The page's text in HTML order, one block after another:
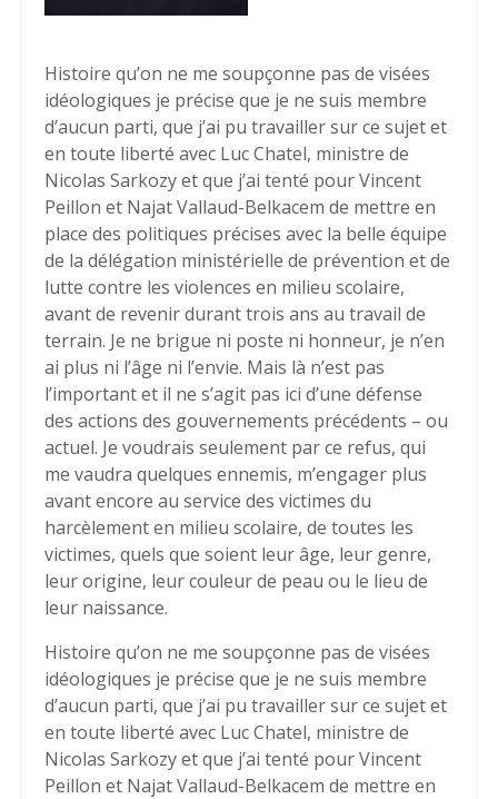
Histoire qu’on ne me soupçonne pas de visées
idéologiques je précise que je ne suis membre
d’aucun parti, que j’ai pu travailler sur ce sujet et
en toute liberté avec Luc Chatel, ministre de
Nicolas Sarkozy et que j’ai tenté pour Vincent
Peillon et Najat Vallaud-Belkacem de mettre en
place des politiques précises avec la belle équipe
de la délégation ministérielle de prévention et de
lutte contre les violences en milieu scolaire,
avant de revenir durant trois ans au travail de
terrain. Je ne brigue ni poste ni honneur, je n’en
ai plus ni l’âge ni l’envie. Mais là n’est pas
l’important et il ne s’agit pas ici d’une défense
des actions des gouvernements précédents – ou
actuel. Je voudrais seulement par ce refus, qui
me vaudra quelques ennemis, m’engager plus
avant encore au service des victimes du
harcèlement en milieu scolaire, de toutes les
victimes, quels que soient leur âge, leur genre,
leur origine, leur couleur de peau ou le lieu de
leur naissance.
Histoire qu’on ne me soupçonne pas de visées
idéologiques je précise que je ne suis membre
d’aucun parti, que j’ai pu travailler sur ce sujet et
en toute liberté avec Luc Chatel, ministre de
Nicolas Sarkozy et que j’ai tenté pour Vincent
Peillon et Najat Vallaud-Belkacem de mettre en